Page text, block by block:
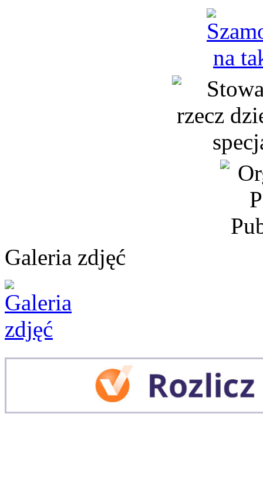
Galeria zdjęć